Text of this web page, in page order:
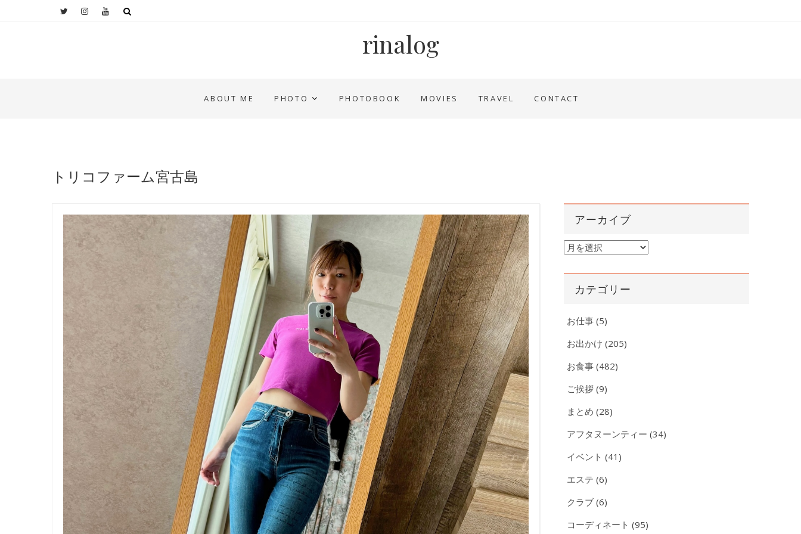
rinalog
ABOUT ME PHOTO PHOTOBOOK MOVIES TRAVEL CONTACT
トリコファーム宮古島
アーカイブ
ア
カ
カテゴリー
お仕事 (5)
お出かけ (205)
お食事 (482)
ご挨拶 (9)
まとめ (28)
アフタヌーンティー (34)
イベント (41)
エステ (6)
クラブ (6)
コーディネート (95)